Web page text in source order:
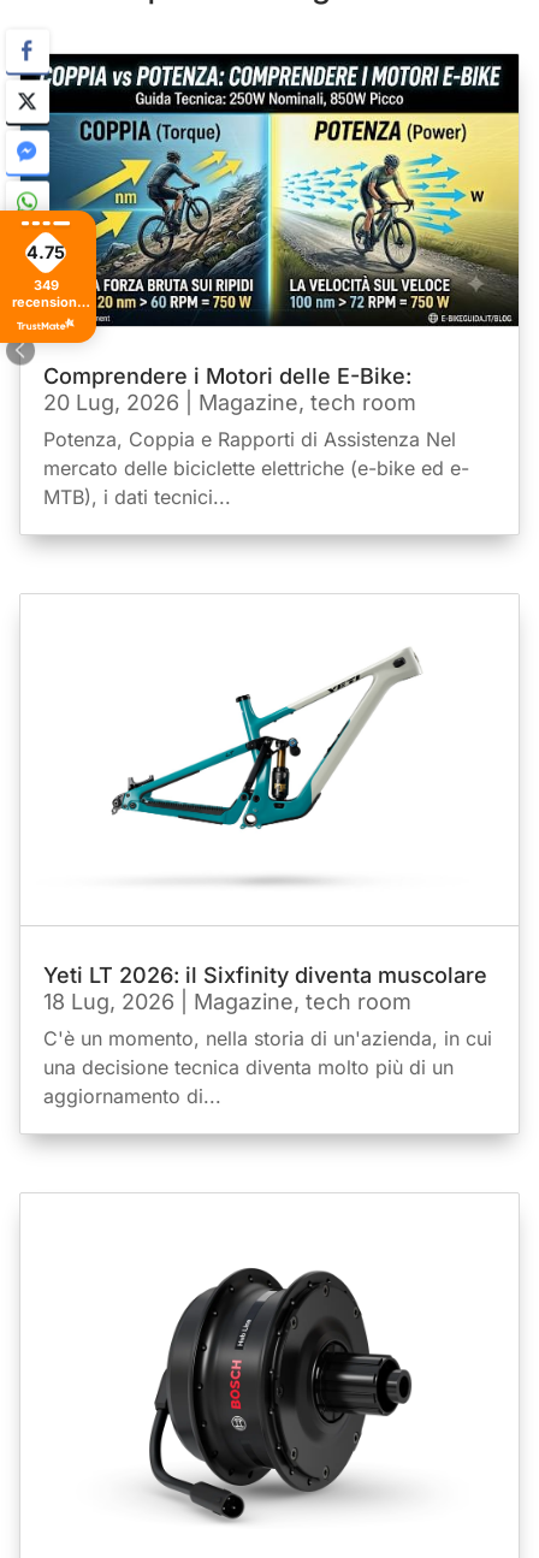
Comprendere i Motori delle E-Bike:
20 Lug, 2026
Magazine,tech room
Potenza, Coppia e Rapporti di Assistenza Nel
mercato delle biciclette elettriche (e-bike ed e-
MTB), i dati tecnici...
Yeti LT 2026: il Sixfinity diventa muscolare
18 Lug, 2026
Magazine,tech room
C'è un momento, nella storia di un'azienda, in cui
una decisione tecnica diventa molto più di un
aggiornamento di...
4.75
349
recensioni
di tutti i
tempi